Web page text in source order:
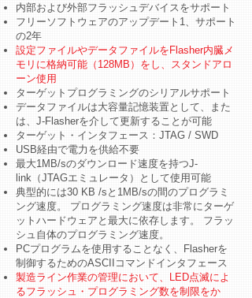
内部および外部フラッシュデバイスをサポート
フリーソフトウェアのアップデート1、サポート
の2年
設定ファイルやデータファイルをFlasher内臓メ
モリに格納可能（128MB）をし、スタンドアロ
ーン使用
ターゲットプログラミングのシリアルサポート
データファイルは大容量記憶装置として、また
は、J-Flasherを介して更新することが可能
ターゲット・インタフェース：JTAG / SWD
USB経由で電力を供給不要
最大1MB/sのダウンロード速度を持つJ-
link（JTAGエミュレータ）として使用可能
典型的には30 KB /sと1MB/sの間のプログラミ
ング速度。 プログラミング速度は非常にターゲ
ットハードウェアと最大に依存します。 フラッ
シュ自体のプログラミング速度。
PCプログラムを使用することなく、Flasherを
制御するためのASCIIコマンドインタフェース
製造ライン作業の管理において、LED点滅によ
るフラッシュ・プログラミング数を制限をか